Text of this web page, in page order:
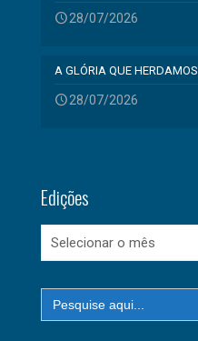
28/07/2026
A GLÓRIA QUE HERDAMOS
28/07/2026
Edições
Edições
Search
for: